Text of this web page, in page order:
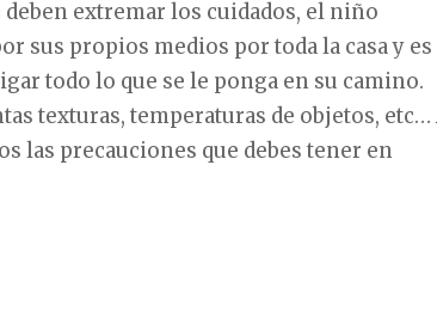
deben extremar los cuidados, el niño
sus propios medios por toda la casa y es
todo lo que se le ponga en su camino.
texturas, temperaturas de objetos, etc…
las precauciones que debes tener en